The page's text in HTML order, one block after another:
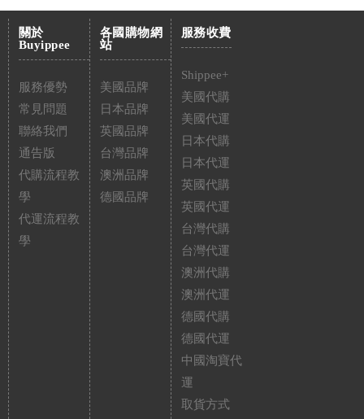
關於
Buyippee
服務優勢
常見問題
聯絡我們
通告版
代購流程教
學
代運流程教
學
各國購物網
站
美國品牌
日本品牌
英國品牌
台灣品牌
澳洲品牌
德國品牌
服務收費
Shippee+
美國代購
美國代運
日本代購
日本代運
英國代購
英國代運
台灣代購
台灣代運
澳洲代購
澳洲代運
德國代購
德國代運
中國淘寶代
運
取貨方式